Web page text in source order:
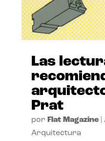
Las
Prat
por Flat Magazine|
Arquitectura